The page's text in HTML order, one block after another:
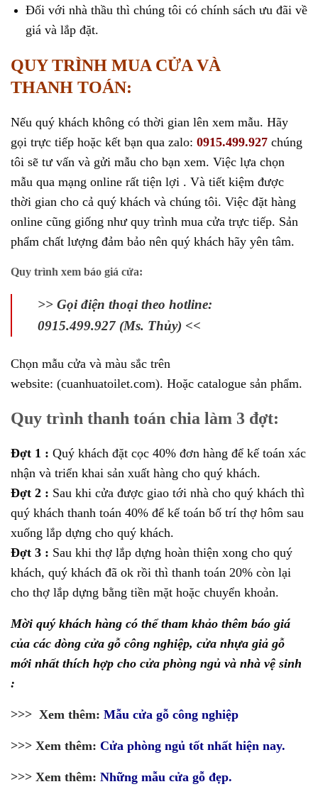
Đối với nhà thầu thì chúng tôi có chính sách ưu đãi về
giá và lắp đặt.
QUY TRÌNH MUA CỬA VÀ
THANH TOÁN:
Nếu quý khách không có thời gian lên xem mẫu. Hãy
gọi trực tiếp hoặc kết bạn qua zalo: 0915.499.927 chúng
tôi sẽ tư vấn và gửi mẫu cho bạn xem. Việc lựa chọn
mẫu qua mạng online rất tiện lợi . Và tiết kiệm được
thời gian cho cả quý khách và chúng tôi. Việc đặt hàng
online cũng giống như quy trình mua cửa trực tiếp. Sản
phẩm chất lượng đảm bảo nên quý khách hãy yên tâm.
Quy trình xem báo giá cửa:
>> Gọi điện thoại theo hotline:
0915.499.927 (Ms. Thủy) <<
Chọn mẫu cửa và màu sắc trên
website: (cuanhuatoilet.com). Hoặc catalogue sản phẩm.
Quy trình thanh toán chia làm 3 đợt:
Đợt 1 : Quý khách đặt cọc 40% đơn hàng để kế toán xác
nhận và triển khai sản xuất hàng cho quý khách.
Đợt 2 : Sau khi cửa được giao tới nhà cho quý khách thì
quý khách thanh toán 40% để kế toán bố trí thợ hôm sau
xuống lắp dựng cho quý khách.
Đợt 3 : Sau khi thợ lắp dựng hoàn thiện xong cho quý
khách, quý khách đã ok rồi thì thanh toán 20% còn lại
cho thợ lắp dựng bằng tiền mặt hoặc chuyển khoản.
Mời quý khách hàng có thể tham khảo thêm báo giá
của các dòng cửa gỗ công nghiệp, cửa nhựa giả gỗ
mới nhất thích hợp cho cửa phòng ngủ và nhà vệ sinh
:
>>> Xem thêm: Mẫu cửa gỗ công nghiệp
>>> Xem thêm: Cửa phòng ngủ tốt nhất hiện nay.
>>> Xem thêm: Những mẫu cửa gỗ đẹp.